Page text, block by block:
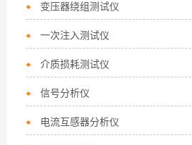
变压器绕组测试仪
一次注入测试仪
介质损耗测试仪
信号分析仪
电流互感器分析仪